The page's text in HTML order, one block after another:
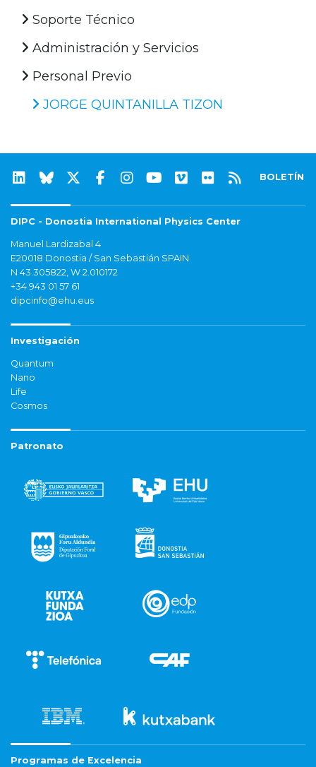
Soporte Técnico
Administración y Servicios
Personal Previo
JORGE QUINTANILLA TIZON
BOLETÍN
DIPC - Donostia International Physics Center
Manuel Lardizabal 4
E20018 Donostia / San Sebastián SPAIN
N 43.305822, W 2.010172
+34 943 01 57 61
dipcinfo@ehu.eus
Investigación
Quantum
Nano
Life
Cosmos
Patronato
Programas de Excelencia